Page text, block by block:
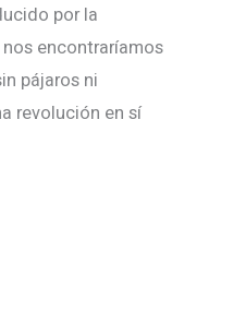
por la
encontraríamos
pájaros ni
revolución en sí